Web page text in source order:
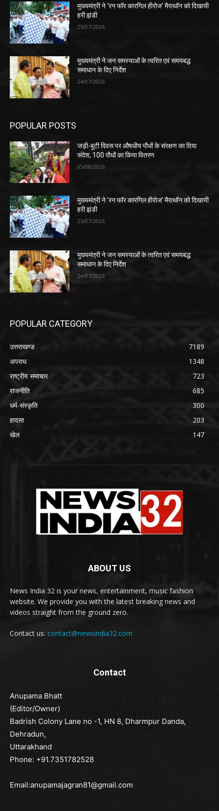
मुख्यमंत्री ने ‘रन फॉर कारगिल हीरोज’ मैराथॉन को दिखायी
हरी झंडी
25/07/2026
मुख्यमंत्री ने जन समस्याओं के त्वरित एवं समयबद्ध
समाधान के दिए निर्देश
24/07/2026
POPULAR POSTS
जड़ी-बूटी दिवस पर औषधीय पौधों के संरक्षण का दिया
संदेश, 100 पौधों का किया वितरण
05/08/2026
मुख्यमंत्री ने ‘रन फॉर कारगिल हीरोज’ मैराथॉन को दिखायी
हरी झंडी
25/07/2026
मुख्यमंत्री ने जन समस्याओं के त्वरित एवं समयबद्ध
समाधान के दिए निर्देश
24/07/2026
POPULAR CATEGORY
उत्तराखण्ड
7189
अपराध
1348
राष्ट्रीय समाचार
723
राजनीति
685
धर्म-संस्कृति
300
हादसा
203
खेल
147
ABOUT US
News India 32 is your news, entertainment, music fashion
website. We provide you with the latest breaking news and
videos straight from the ground zero.
Contact us: contact@newsindia32.com
Contact
Anupama Bhatt
(Editor/Owner)
Badrish Colony Lane no -1, HN 8, Dharmpur Danda,
Dehradun,
Uttarakhand
Phone: +91.7351782528
Email:anupamajagran81@gmail.com